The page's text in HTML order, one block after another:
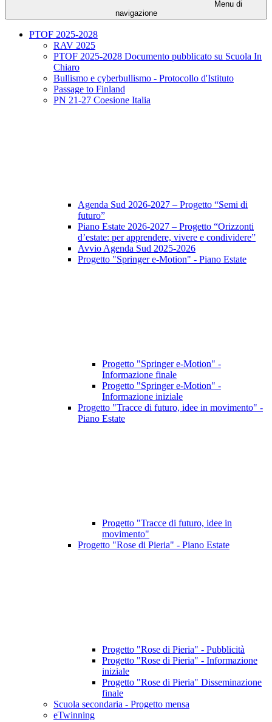
Menu di
navigazione
PTOF 2025-2028
RAV 2025
PTOF 2025-2028 Documento pubblicato su Scuola In
Chiaro
Bullismo e cyberbullismo - Protocollo d'Istituto
Passage to Finland
PN 21-27 Coesione Italia
Agenda Sud 2026-2027 – Progetto “Semi di
futuro”
Piano Estate 2026-2027 – Progetto “Orizzonti
d’estate: per apprendere, vivere e condividere”
Avvio Agenda Sud 2025-2026
Progetto "Springer e-Motion" - Piano Estate
Progetto "Springer e-Motion" -
Informazione finale
Progetto "Springer e-Motion" -
Informazione iniziale
Progetto "Tracce di futuro, idee in movimento" -
Piano Estate
Progetto "Tracce di futuro, idee in
movimento"
Progetto "Rose di Pieria" - Piano Estate
Progetto "Rose di Pieria" - Pubblicità
Progetto "Rose di Pieria" - Informazione
iniziale
Progetto "Rose di Pieria" Disseminazione
finale
Scuola secondaria - Progetto mensa
eTwinning